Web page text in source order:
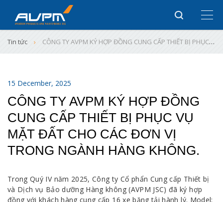
Tin tức CÔNG TY AVPM KÝ HỢP ĐỒNG CUNG CẤP THIẾT BỊ PHỤC VỤ MẶT ĐẤT CHO CÁC ĐƠN VỊ TRONG NGÀNH HÀNG KHÔNG.
15 December, 2025
CÔNG TY AVPM KÝ HỢP ĐỒNG
CUNG CẤP THIẾT BỊ PHỤC VỤ
MẶT ĐẤT CHO CÁC ĐƠN VỊ
TRONG NGÀNH HÀNG KHÔNG.
Trong Quý IV năm 2025, Công ty Cổ phẩn Cung cấp Thiết bị
và Dịch vụ Bảo dưỡng Hàng không (AVPM JSC) đã ký hợp
đồng với khách hàng cung cấp 16 xe băng tải hành lý. Model: